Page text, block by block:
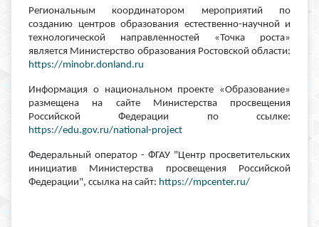
Региональным координатором мероприятий по
созданию центров образования естественно-научной и
технологической направленностей «Точка роста»
является Министерство образования Ростовской области:
https://minobr.donland.ru
Информация о национальном проекте «Образование»
размещена на сайте Министерства просвещения
Российской Федерации по ссылке:
https://edu.gov.ru/national-project
Федеральный оператор - ФГАУ "Центр просветительских
инициатив Министерства просвещения Российской
Федерации", ссылка на сайт: https://mpcenter.ru/